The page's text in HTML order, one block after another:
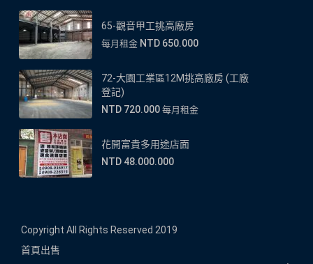
65-觀音甲工挑高廠房
每月租金 NTD 650.000
72-大園工業區12M挑高廠房 (工廠
登記)
NTD 720.000 每月租金
花開富貴多用途店面
NTD 48.000.000
Copyright All Rights Reserved 2019
首頁出售